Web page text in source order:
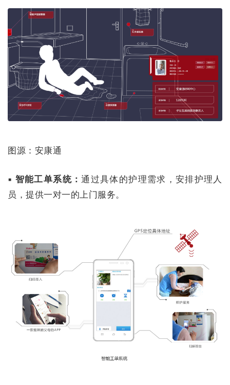
图源：安康通
▪ 智能工单系统：通过具体的护理需求，安排护理人
员，提供一对一的上门服务。